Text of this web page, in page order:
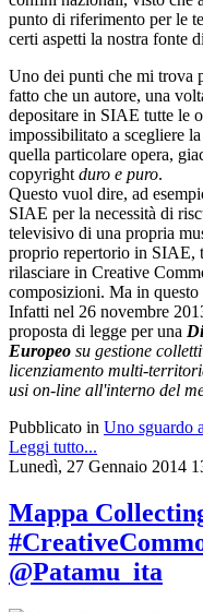
punto di riferimento per le
certi aspetti la nostra fonte
Uno dei punti che mi trova
fatto che un autore, una
depositare in SIAE tutte le
impossibilitato a scegliere
quella particolare opera,
copyright duro e puro.
Questo vuol dire, ad
SIAE per la necessità di
televisivo di una propria
proprio repertorio in SIAE,
rilasciare in Creative
composizioni. Ma in
Infatti nel 26 novembre
proposta di legge per una
Europeo su gestione
licenziamento multi-
usi on-line all'interno del
Pubblicato in Uno sguardo
Leggi tutto...
Lunedì, 27 Gennaio 2014
Mappa
@Patamu_ita